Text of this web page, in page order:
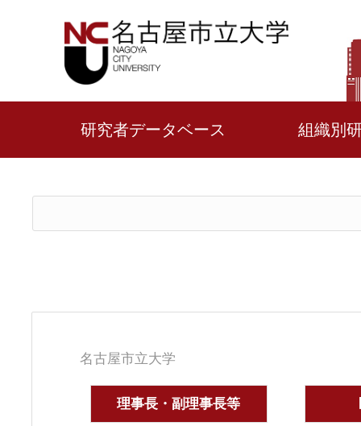
研究者データベース 組織別
名古屋市立大学
理事長・副理事長等